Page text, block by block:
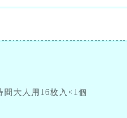
間大人用16枚入×1個